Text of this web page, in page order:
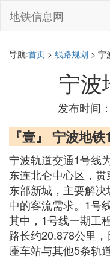
地铁信息网
导航:首页 > 线路规划 > 宁
宁波
发布时间
『壹』 宁波地
宁波轨道交通1号线
东连北仑中心区，
东部新城，主要解
中的客流需求。1号
其中，1号线一期工
路长约20.878公里
座车站与其他5条轨